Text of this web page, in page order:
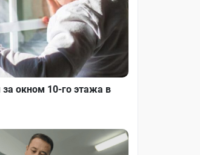
за окном 10-го этажа в